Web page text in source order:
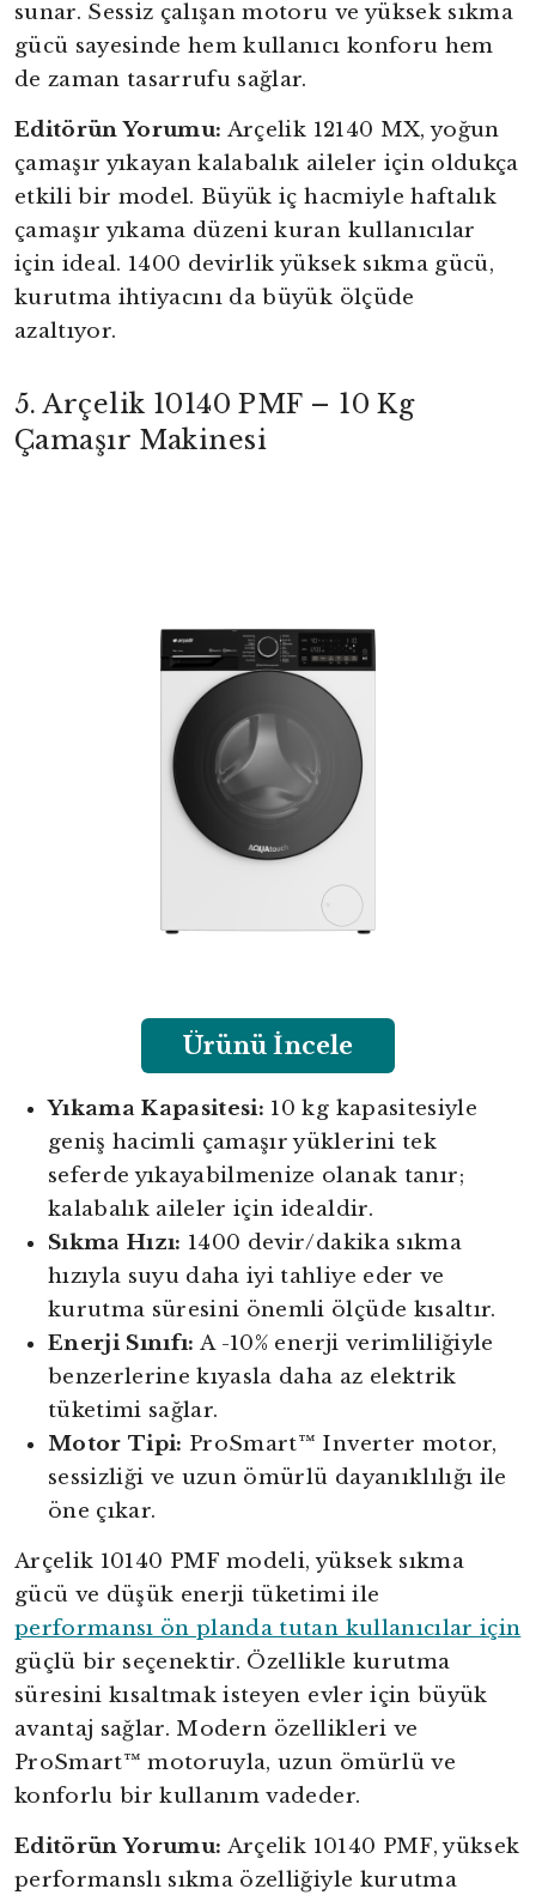
sunar. Sessiz çalışan motoru ve yüksek sıkma
gücü sayesinde hem kullanıcı konforu hem
de zaman tasarrufu sağlar.
Editörün Yorumu: Arçelik 12140 MX, yoğun
çamaşır yıkayan kalabalık aileler için oldukça
etkili bir model. Büyük iç hacmiyle haftalık
çamaşır yıkama düzeni kuran kullanıcılar
için ideal. 1400 devirlik yüksek sıkma gücü,
kurutma ihtiyacını da büyük ölçüde
azaltıyor.
5. Arçelik 10140 PMF – 10 Kg
Çamaşır Makinesi
Ürünü İncele
Yıkama Kapasitesi: 10 kg kapasitesiyle
geniş hacimli çamaşır yüklerini tek
seferde yıkayabilmenize olanak tanır;
kalabalık aileler için idealdir.
Sıkma Hızı: 1400 devir/dakika sıkma
hızıyla suyu daha iyi tahliye eder ve
kurutma süresini önemli ölçüde kısaltır.
Enerji Sınıfı: A -10% enerji verimliliğiyle
benzerlerine kıyasla daha az elektrik
tüketimi sağlar.
Motor Tipi: ProSmart™ Inverter motor,
sessizliği ve uzun ömürlü dayanıklılığı ile
öne çıkar.
Arçelik 10140 PMF modeli, yüksek sıkma
gücü ve düşük enerji tüketimi ile
performansı ön planda tutan kullanıcılar için
güçlü bir seçenektir. Özellikle kurutma
süresini kısaltmak isteyen evler için büyük
avantaj sağlar. Modern özellikleri ve
ProSmart™ motoruyla, uzun ömürlü ve
konforlu bir kullanım vadeder.
Editörün Yorumu: Arçelik 10140 PMF, yüksek
performanslı sıkma özelliğiyle kurutma